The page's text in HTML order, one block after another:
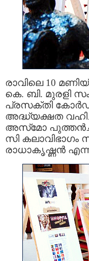
രാവിലെ 10
കെ. ബി. മുരളി
പ്രസക്തി
അദ്ധ്യക്ഷത
അസ്‌മോ
സി കലാവിഭാഗം
രാധാകൃഷ്ണന്‍